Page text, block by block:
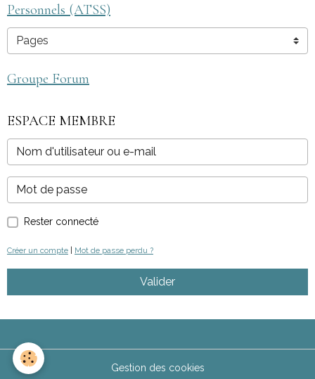
Personnels (ATSS)
Groupe Forum
ESPACE MEMBRE
Rester connecté
Créer un compte | Mot de passe perdu ?
Valider
Gestion des cookies